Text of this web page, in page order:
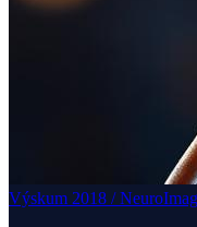
Výskum 2018 /